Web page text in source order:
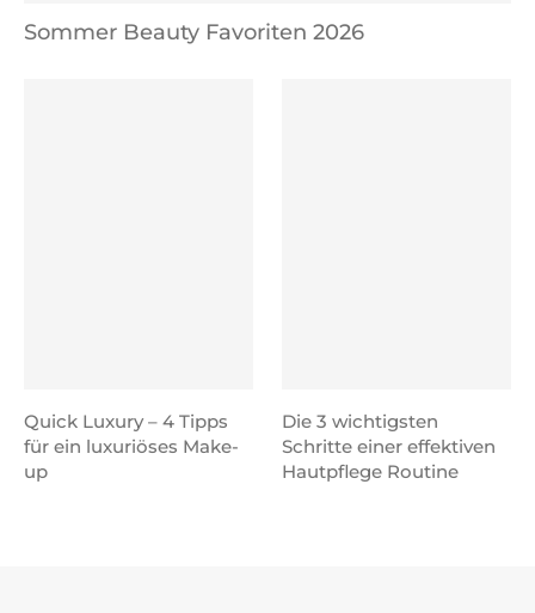
Sommer Beauty Favoriten 2026
Quick Luxury – 4 Tipps
für ein luxuriöses Make-
up
Die 3 wichtigsten
Schritte einer effektiven
Hautpflege Routine